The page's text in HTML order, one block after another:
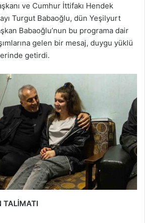
ve Cumhur İttifakı Hendek
Turgut Babaoğlu, dün Yeşilyurt
Babaoğlu’nun bu programa dair
gelen bir mesaj, duygu yüklü
getirdi.
TALİMATI